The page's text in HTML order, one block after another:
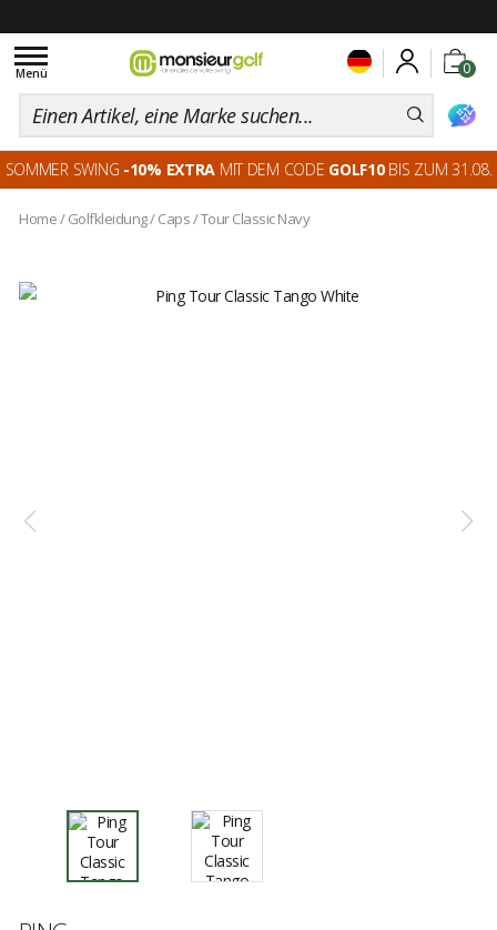
0
Toggle
navigation
Menü
SOMMER SWING -10% EXTRA MIT DEM CODE GOLF10BIS ZUM 31.08.
Home/ Golfkleidung/Caps/Tour Classic Navy
Marke